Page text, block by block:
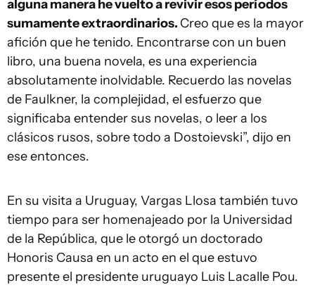
alguna manera he vuelto a revivir esos períodos
sumamente extraordinarios. Creo que es la mayor
afición que he tenido. Encontrarse con un buen
libro, una buena novela, es una experiencia
absolutamente inolvidable. Recuerdo las novelas
de Faulkner, la complejidad, el esfuerzo que
significaba entender sus novelas, o leer a los
clásicos rusos, sobre todo a Dostoievski”, dijo en
ese entonces.
En su visita a Uruguay, Vargas Llosa también tuvo
tiempo para ser homenajeado por la Universidad
de la República, que le otorgó un doctorado
Honoris Causa en un acto en el que estuvo
presente el presidente uruguayo Luis Lacalle Pou.